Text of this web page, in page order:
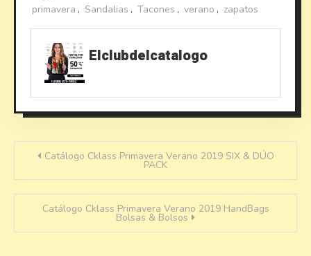
primavera , Sandalias , Tacones , verano , zapatos
Elclubdelcatalogo
Post
navigation
Catálogo Cklass Primavera Verano 2019 SIX & DÚO
PACK
Catálogo Cklass Primavera Verano 2019 HandBags
Bolsas & Bolsos